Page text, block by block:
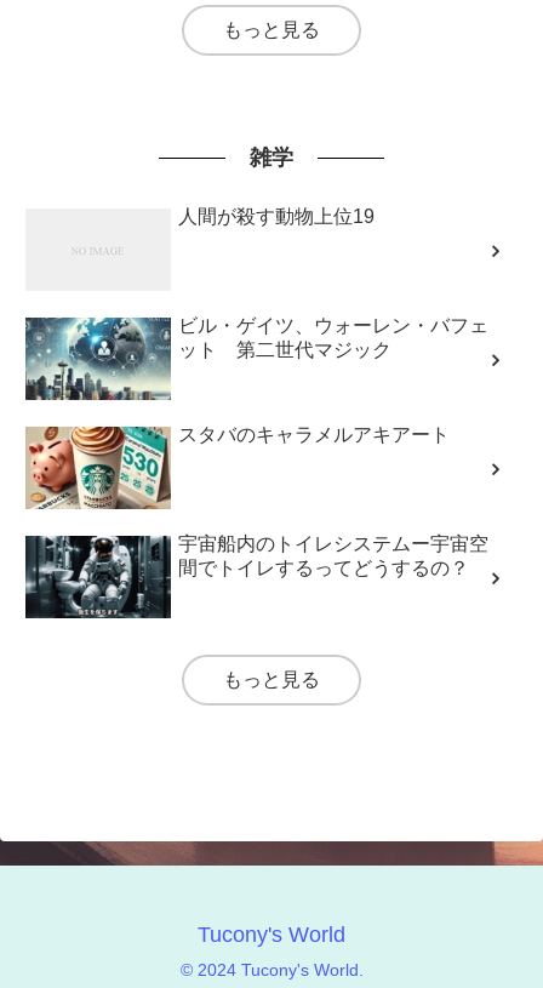
もっと見る
雑学
人間が殺す動物上位19
ビル・ゲイツ、ウォーレン・バフェ
ット 第二世代マジック
スタバのキャラメルアキアート
宇宙船内のトイレシステムー宇宙空
間でトイレするってどうするの？
もっと見る
Tucony's World
© 2024 Tucony's World.